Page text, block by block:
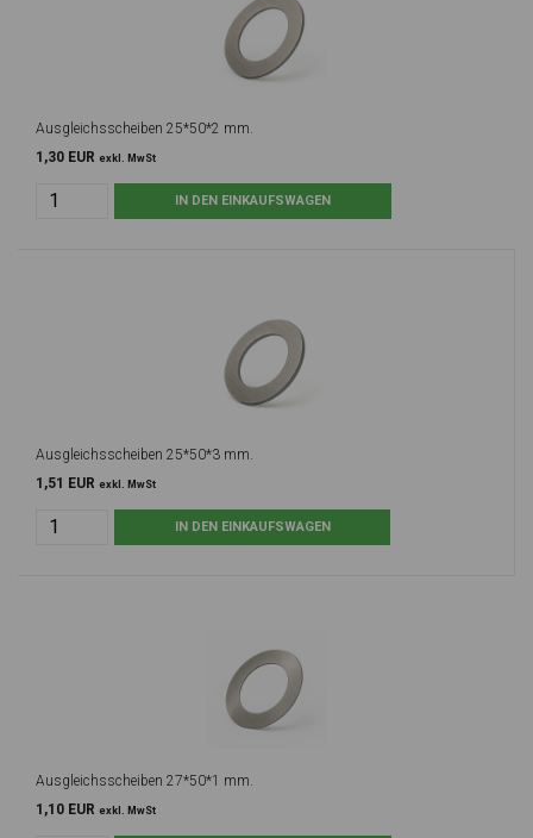
Ausgleichsscheiben 25*50*2 mm.
1,30 EUR exkl. MwSt
Ausgleichsscheiben 25*50*3 mm.
1,51 EUR exkl. MwSt
Ausgleichsscheiben 27*50*1 mm.
1,10 EUR exkl. MwSt